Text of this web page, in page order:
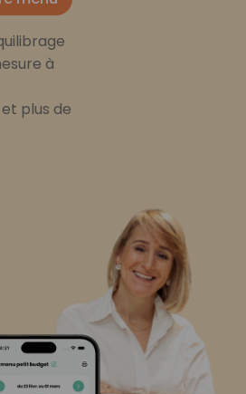
à
plus de